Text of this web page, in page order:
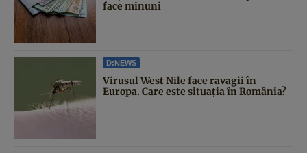
face minuni
D:NEWS
Virusul West Nile face ravagii în
Europa. Care este situația în România?